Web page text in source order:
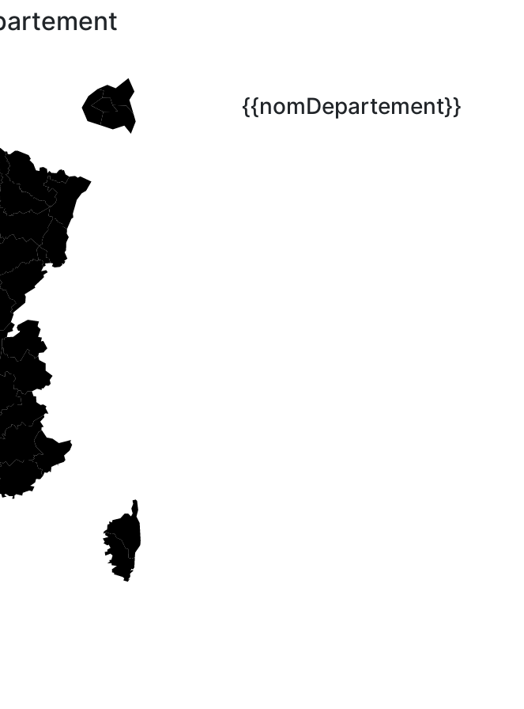
{{nomDepartement}}